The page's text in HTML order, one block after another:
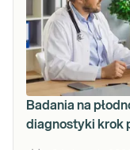
Badania na
diagnostyki krok